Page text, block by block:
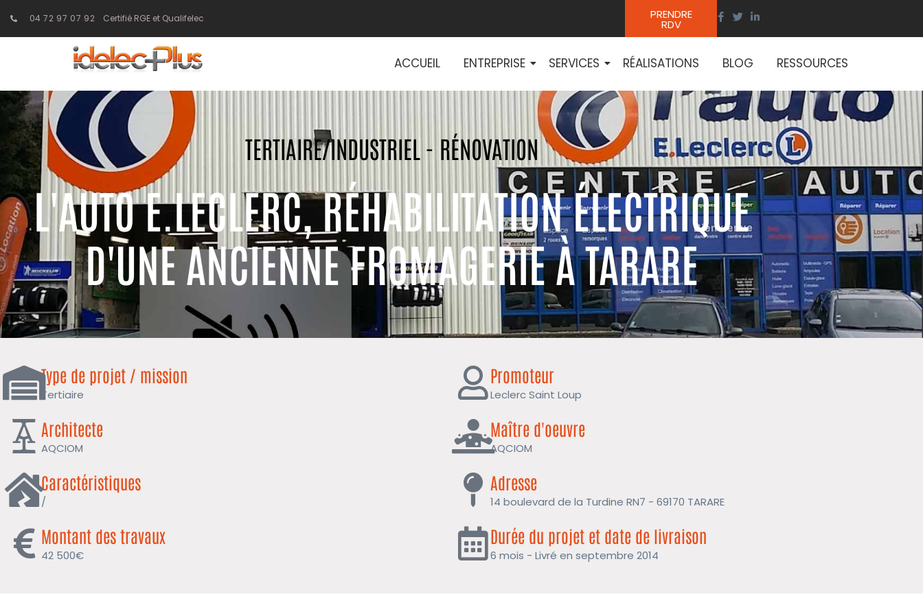
04 72 97 07 92 Certifié RGE et Qualifelec PRENDRE
RDV
ACCUEIL ENTREPRISE SERVICES RÉALISATIONS BLOG RESSOURCES
TERTIAIRE/INDUSTRIEL - RÉNOVATION
L'AUTO E.LECLERC, RÉHABILITATION ÉLECTRIQUE
D'UNE ANCIENNE FROMAGERIE À TARARE
Type de projet / mission
Tertiaire
Architecte
AQCIOM
Caractéristiques
/
Montant des travaux
42 500€
Promoteur
Leclerc Saint Loup
Maître d'oeuvre
AQCIOM
Adresse
14 boulevard de la Turdine RN7 - 69170 TARARE
Durée du projet et date de livraison
6 mois - Livré en septembre 2014